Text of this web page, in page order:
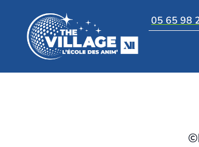
05 65 98